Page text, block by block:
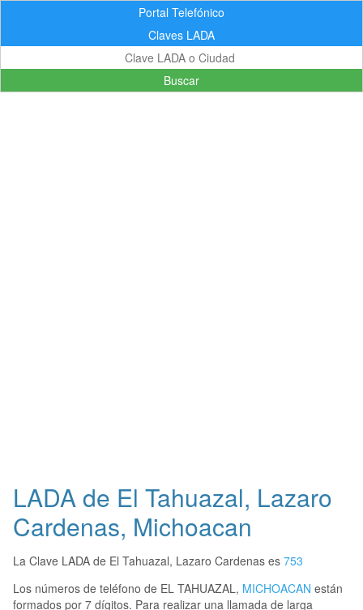
Portal Telefónico
Claves LADA
Buscar
LADA de El Tahuazal, Lazaro
Cardenas, Michoacan
La Clave LADA de El Tahuazal, Lazaro Cardenas es 753
Los números de teléfono de EL TAHUAZAL, MICHOACAN están
formados por 7 dígitos. Para realizar una llamada de larga